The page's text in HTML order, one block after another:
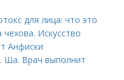
для лица: что это
Искусство
Анфиски
Ша. Врач выполнит